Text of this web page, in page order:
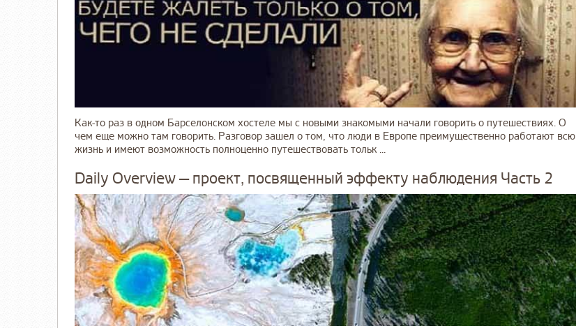
Как-то раз в одном Барселонском хостеле мы с новыми знакомыми начали говорить о путешествиях. О
чем еще можно там говорить. Разговор зашел о том, что люди в Европе преимущественно работают всю
жизнь и имеют возможность полноценно путешествовать тольк ...
Daily Overview — проект, посвященный эффекту наблюдения Часть 2